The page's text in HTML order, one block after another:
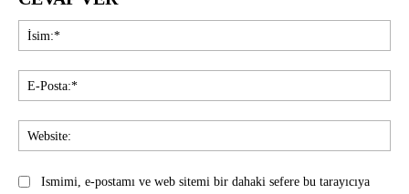
Ismimi, e-postamı ve web sitemi bir dahaki sefere bu tarayıcıya